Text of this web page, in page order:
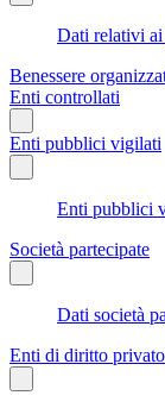
Dati relativi
Benessere
Enti controllati
Enti pubblici vigilati
Enti pubblici
Società partecipate
Dati società
Enti di diritto